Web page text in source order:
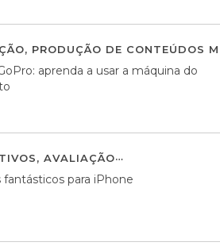
, PRODUÇÃO DE CONTEÚDOS
aprenda a usar a máquina do
, AVALIAÇÃO
fantásticos para iPhone